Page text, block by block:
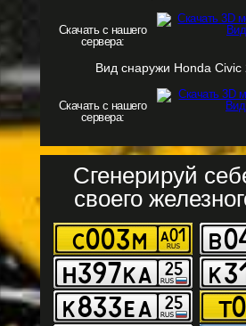
Скачать с нашего
сервера:
Вид снаружи Honda Civic
Скачать с нашего
сервера:
Сгенерируй
своего